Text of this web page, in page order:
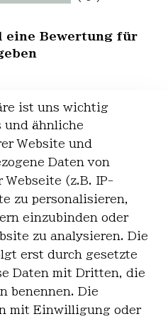
eine Bewertung für
- klicken Sie
ist uns wichtig
und ähnliche
Website und
Daten von
Webseite (z.B. IP-
zu personalisieren,
einzubinden oder
zu analysieren. Die
erst durch gesetzte
Daten mit Dritten, die
benennen. Die
mit Einwilligung oder